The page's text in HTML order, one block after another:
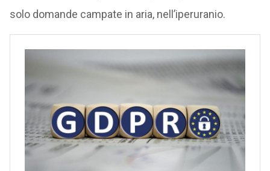
solo domande campate in aria, nell’iperuranio.